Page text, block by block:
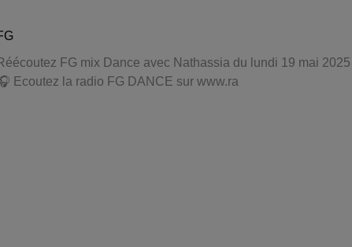
FG mix Dance avec Nathassia du lundi 19 mai 2025
Ecoutez la radio FG DANCE sur www.ra